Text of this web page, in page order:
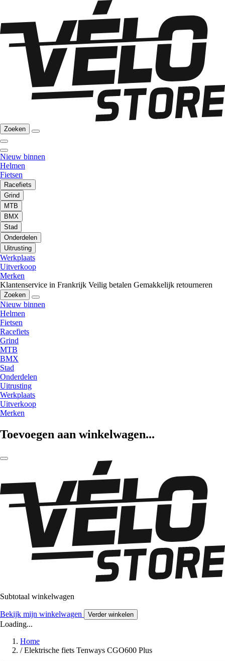
Zoeken
Nieuw binnen
Helmen
Fietsen
Racefiets
Grind
MTB
BMX
Stad
Onderdelen
Uitrusting
Werkplaats
Uitverkoop
Merken
Klantenservice in Frankrijk Veilig betalen Gemakkelijk retourneren
Zoeken
Nieuw binnen
Helmen
Fietsen
Racefiets
Grind
MTB
BMX
Stad
Onderdelen
Uitrusting
Werkplaats
Uitverkoop
Merken
Toevoegen aan winkelwagen...
Subtotaal winkelwagen
Bekijk mijn winkelwagen Verder winkelen
Loading...
Home
/ Elektrische fiets Tenways CGO600 Plus